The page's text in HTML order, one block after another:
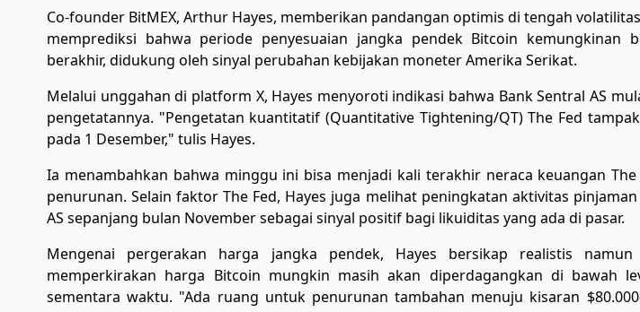
Co-founder BitMEX, Arthur Hayes, memberikan pandangan optimis di tengah
memprediksi bahwa periode penyesuaian jangka pendek Bitcoin kemungkinan
berakhir, didukung oleh sinyal perubahan kebijakan moneter Amerika Serikat.
​Melalui unggahan di platform X, Hayes menyoroti indikasi bahwa Bank Sentral AS
pengetatannya. "Pengetatan kuantitatif (Quantitative Tightening/QT) The Fed
pada 1 Desember," tulis Hayes.
​Ia menambahkan bahwa minggu ini bisa menjadi kali terakhir neraca keuangan
penurunan. Selain faktor The Fed, Hayes juga melihat peningkatan aktivitas
AS sepanjang bulan November sebagai sinyal positif bagi likuiditas yang ada di pasar.
​Mengenai pergerakan harga jangka pendek, Hayes bersikap realistis
memperkirakan harga Bitcoin mungkin masih akan diperdagangkan di bawah
sementara waktu. "Ada ruang untuk penurunan tambahan menuju kisaran